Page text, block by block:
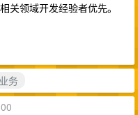
关领域开发经验者优先。
务